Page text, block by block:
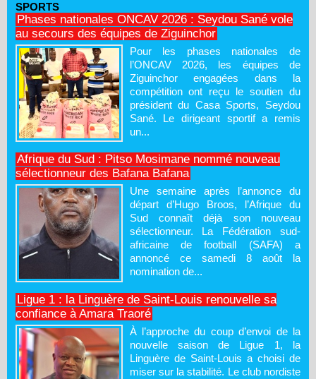
SPORTS
Phases nationales ONCAV 2026 : Seydou Sané vole
au secours des équipes de Ziguinchor
Pour les phases nationales de
l’ONCAV 2026, les équipes de
Ziguinchor engagées dans la
compétition ont reçu le soutien du
président du Casa Sports, Seydou
Sané. Le dirigeant sportif a remis
un...
Afrique du Sud : Pitso Mosimane nommé nouveau
sélectionneur des Bafana Bafana
Une semaine après l’annonce du
départ d’Hugo Broos, l’Afrique du
Sud connaît déjà son nouveau
sélectionneur. La Fédération sud-
africaine de football (SAFA) a
annoncé ce samedi 8 août la
nomination de...
Ligue 1 : la Linguère de Saint-Louis renouvelle sa
confiance à Amara Traoré
À l’approche du coup d’envoi de la
nouvelle saison de Ligue 1, la
Linguère de Saint-Louis a choisi de
miser sur la stabilité. Le club nordiste